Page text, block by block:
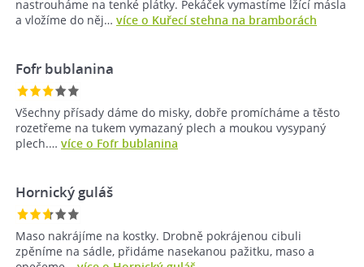
nastrouháme na tenké plátky. Pekáček vymastíme lžící másla
a vložíme do něj… více o Kuřecí stehna na bramborách
Fofr bublanina
Všechny přísady dáme do misky, dobře promícháme a těsto
rozetřeme na tukem vymazaný plech a moukou vysypaný
plech.… více o Fofr bublanina
Hornický guláš
Maso nakrájíme na kostky. Drobně pokrájenou cibuli
zpěníme na sádle, přidáme nasekanou pažitku, maso a